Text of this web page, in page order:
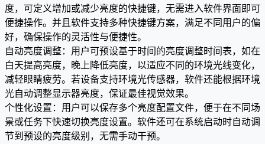
度，可定义增加或减少亮度的快捷键，无需进入软件界面即可
便捷操作。并且软件支持多种快捷键方案，满足不同用户的偏
好，确保操作的灵活性与便捷性。
自动亮度调整：用户可预设基于时间的亮度调整时间表，如在
白天提高亮度，晚上降低亮度，以适应不同的环境光线变化，
减轻眼睛疲劳。若设备支持环境光传感器，软件还能根据环境
光自动调整显示器亮度，保证最佳视觉效果。
个性化设置：用户可以保存多个亮度配置文件，便于在不同场
景或任务下快速切换亮度设置。软件还可在系统启动时自动调
节到预设的亮度级别，无需手动干预。